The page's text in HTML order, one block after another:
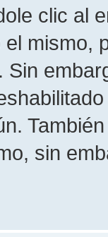
clic al
mismo,
Sin
sin